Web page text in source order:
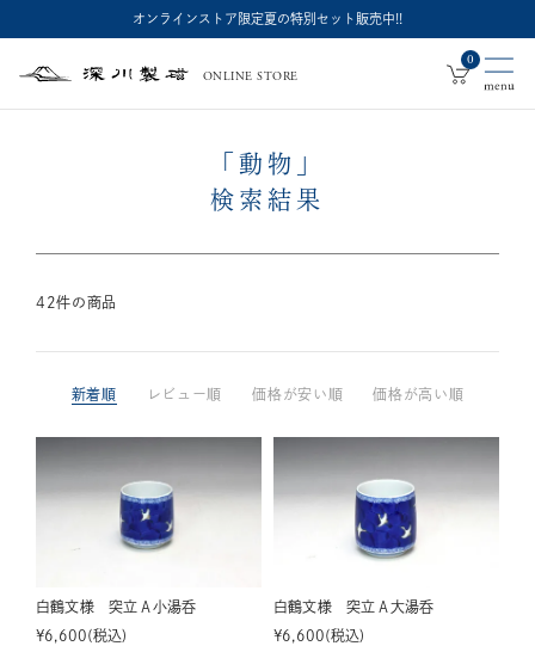
オンラインストア限定夏の特別セット販売中!!
深
製
ONLINE STORE
0
「動物」
検索結果
42件の商品
新着順 レビュー順 価格が安い順 価格が高い順
白鶴文様 突立Ａ小湯呑
¥6,600 税込
白鶴文様 突立Ａ大湯呑
¥6,600 税込